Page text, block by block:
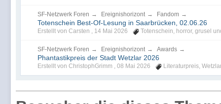
SF-Netzwerk Foren → Ereignishorizont → Fandom →
Totenschein Best-Of-Lesung in Saarbrücken, 02.06.26
Erstellt von Carsten , 14 Mai 2026 Totenschein, horror, grusel
SF-Netzwerk Foren → Ereignishorizont → Awards →
Phantastikpreis der Stadt Wetzlar 2026
Erstellt von ChristophGrimm , 08 Mai 2026 Literaturpreis,